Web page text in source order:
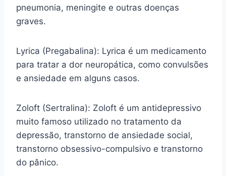
pneumonia, meningite e outras doenças
graves.
Lyrica (Pregabalina): Lyrica é um medicamento
para tratar a dor neuropática, como convulsões
e ansiedade em alguns casos.
Zoloft (Sertralina): Zoloft é um antidepressivo
muito famoso utilizado no tratamento da
depressão, transtorno de ansiedade social,
transtorno obsessivo-compulsivo e transtorno
do pânico.